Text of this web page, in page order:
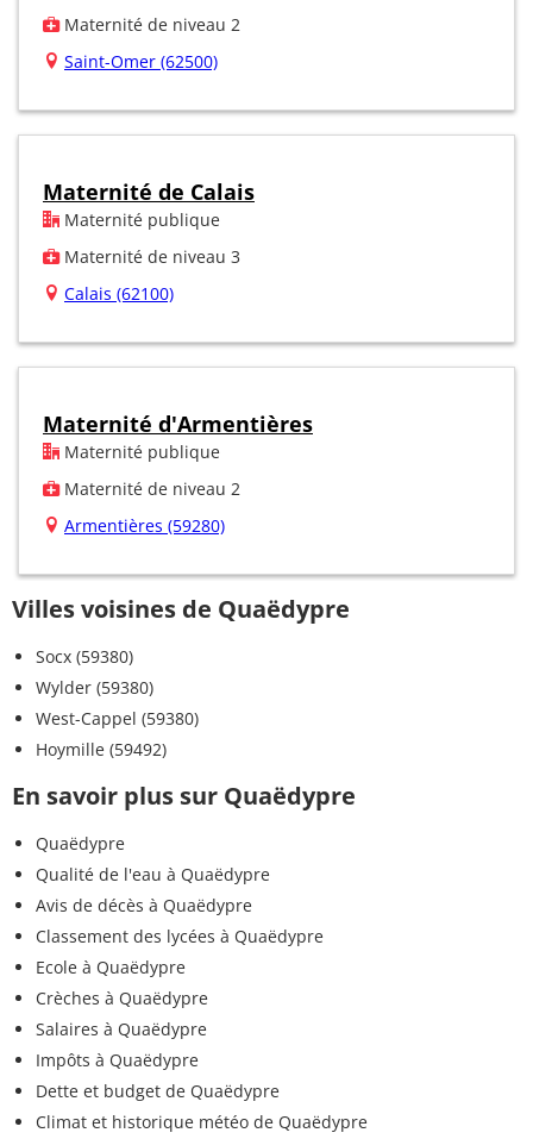
Maternité de niveau 2
Saint-Omer (62500)
Maternité de Calais
Maternité publique
Maternité de niveau 3
Calais (62100)
Maternité d'Armentières
Maternité publique
Maternité de niveau 2
Armentières (59280)
Villes voisines de Quaëdypre
Socx (59380)
Wylder (59380)
West-Cappel (59380)
Hoymille (59492)
En savoir plus sur Quaëdypre
Quaëdypre
Qualité de l'eau à Quaëdypre
Avis de décès à Quaëdypre
Classement des lycées à Quaëdypre
Ecole à Quaëdypre
Crèches à Quaëdypre
Salaires à Quaëdypre
Impôts à Quaëdypre
Dette et budget de Quaëdypre
Climat et historique météo de Quaëdypre